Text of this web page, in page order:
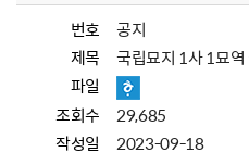
번호
공지
제목
국립묘지 1사 1묘
파일
조회수
29,685
작성일
2023-09-18